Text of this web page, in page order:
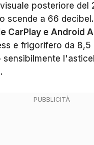
posteriore del
scende a 66
CarPlay e Android
e frigorifero da
sensibilmente